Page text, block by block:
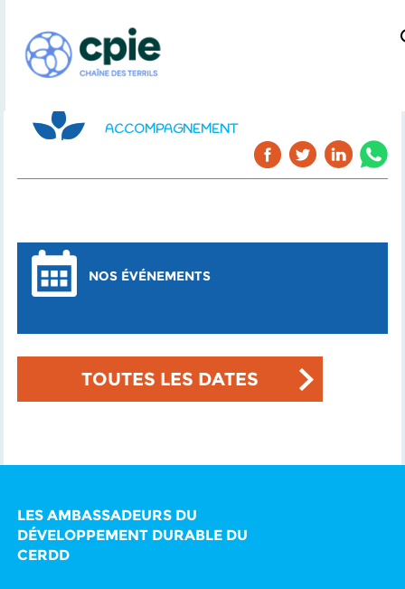
ACCOMPAGNEMENT
NOS ÉVÉNEMENTS
TOUTES LES DATES
LES AMBASSADEURS DU
DÉVELOPPEMENT DURABLE DU
CERDD